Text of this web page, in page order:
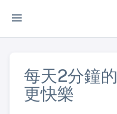
每天2分鐘
更快樂